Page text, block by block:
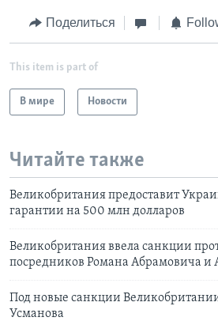
Поделиться
This item is part of
В мире Новости
Читайте также
Великобритания предоставит
гарантии на 500 млн долларов
Великобритания ввела санкции
посредников Романа Абрамовича и
Под новые санкции
Усманова